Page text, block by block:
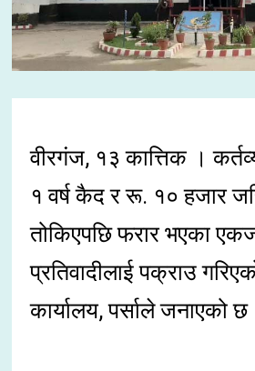
वीरगंज, १३ कात्तिक ।
१ वर्ष कैद र रू. १० हजार
तोकिएपछि फरार भएका
प्रतिवादीलाई पक्राउ
कार्यालय, पर्साले जनाएको छ